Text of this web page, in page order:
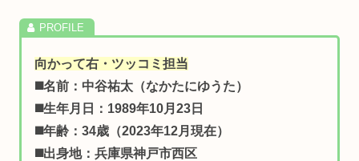
向かって右・ツッコミ担当
◼️名前：中谷祐太（なかたにゆうた）
◼️生年月日：1989年10月23日
◼️年齢：34歳（2023年12月現在）
◼️出身地：兵庫県神戸市西区